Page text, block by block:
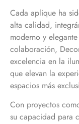
Cada aplique ha
alta calidad,
moderno y
colaboración,
excelencia en la
que elevan la
espacios más
Con proyectos
su capacidad para